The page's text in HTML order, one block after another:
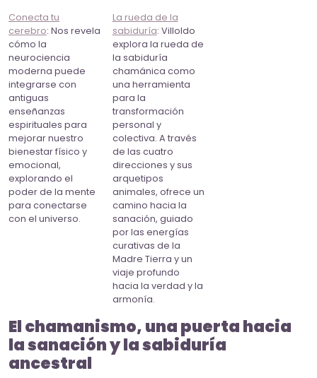
Conecta tu
cerebro: Nos revela
cómo la
neurociencia
moderna puede
integrarse con
antiguas
enseñanzas
espirituales para
mejorar nuestro
bienestar físico y
emocional,
explorando el
poder de la mente
para conectarse
con el universo.
La rueda de la
sabiduría: Villoldo
explora la rueda de
la sabiduría
chamánica como
una herramienta
para la
transformación
personal y
colectiva. A través
de las cuatro
direcciones y sus
arquetipos
animales, ofrece un
camino hacia la
sanación, guiado
por las energías
curativas de la
Madre Tierra y un
viaje profundo
hacia la verdad y la
armonía.
El chamanismo, una puerta hacia
la sanación y la sabiduría
ancestral